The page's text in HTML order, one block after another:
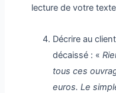
lecture de votre
Décrire au
décaissé : «
tous ces
euros. Le